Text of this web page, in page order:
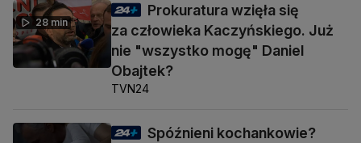
28 min
Prokuratura wzięła się
za człowieka Kaczyńskiego. Już
nie "wszystko mogę" Daniel
Obajtek?
TVN24
Spóźnieni kochankowie?